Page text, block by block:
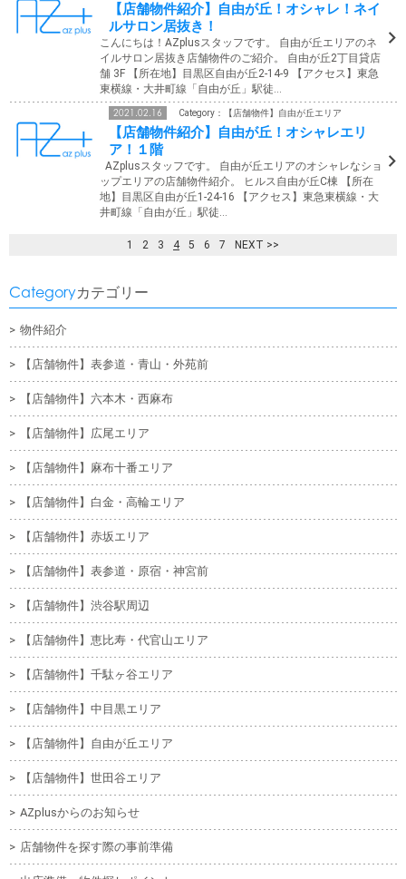
【店舗物件紹介】自由が丘！オシャレ！ネイ
ルサロン居抜き！
こんにちは！AZplusスタッフです。 自由が丘エリアのネ
イルサロン居抜き店舗物件のご紹介。 自由が丘2丁目貸店
舗 3F 【所在地】目黒区自由が丘2-14-9 【アクセス】東急
東横線・大井町線「自由が丘」駅徒…
2021.02.16 Category：【店舗物件】自由が丘エリア
【店舗物件紹介】自由が丘！オシャレエリ
ア！１階
AZplusスタッフです。 自由が丘エリアのオシャレなショ
ップエリアの店舗物件紹介。 ヒルス自由が丘C棟 【所在
地】目黒区自由が丘1-24-16 【アクセス】東急東横線・大
井町線「自由が丘」駅徒…
1 2 3 4 5 6 7 NEXT >>
Categoryカテゴリー
物件紹介
【店舗物件】表参道・青山・外苑前
【店舗物件】六本木・西麻布
【店舗物件】広尾エリア
【店舗物件】麻布十番エリア
【店舗物件】白金・高輪エリア
【店舗物件】赤坂エリア
【店舗物件】表参道・原宿・神宮前
【店舗物件】渋谷駅周辺
【店舗物件】恵比寿・代官山エリア
【店舗物件】千駄ヶ谷エリア
【店舗物件】中目黒エリア
【店舗物件】自由が丘エリア
【店舗物件】世田谷エリア
AZplusからのお知らせ
店舗物件を探す際の事前準備